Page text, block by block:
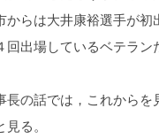
らは大井康裕選手が
出場しているベテラン
の話では，これからを
る。